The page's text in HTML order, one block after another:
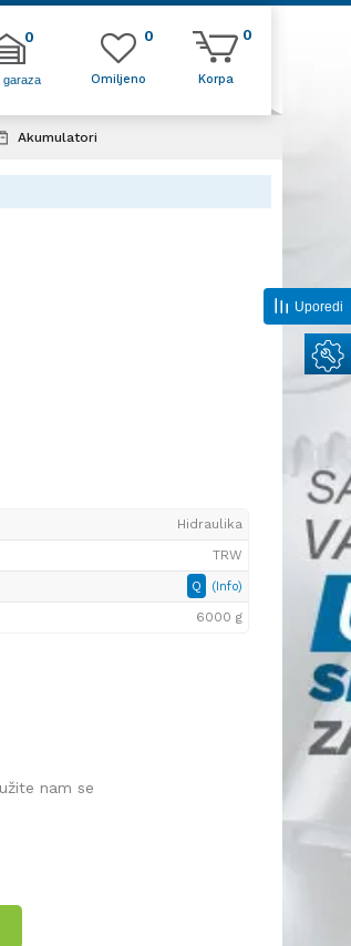
garaza
0
Korpa
0
Omiljeno
0
Akumulatori
Hidraulika
TRW
Q (Info)
6000 g
nam se
Uporedi